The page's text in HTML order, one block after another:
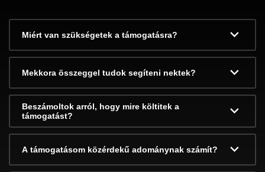
Miért van szükségetek a támogatásra?
Mekkora összeggel tudok segíteni nektek?
Beszámoltok arról, hogy mire költitek a
támogatást?
A támogatásom közérdekű adománynak számít?